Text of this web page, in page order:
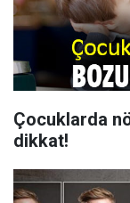
Çocuklarda
dikkat!